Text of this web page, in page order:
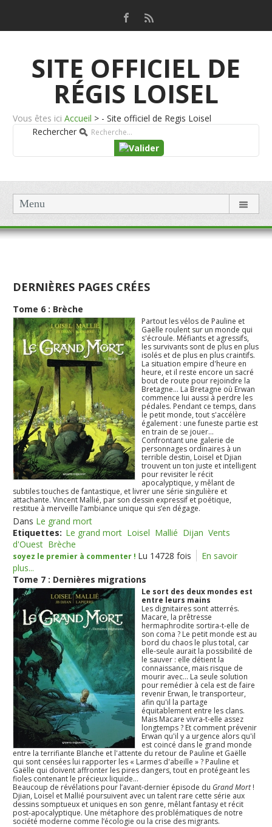
SITE OFFICIEL DE
RÉGIS LOISEL
Vous êtes ici Accueil > - Site officiel de Regis Loisel
Rechercher
Menu
DERNIÈRES PAGES CRÉES
Tome 6 : Brèche
Partout les vélos de Pauline et
Gaëlle roulent sur un monde qui
s'écroule. Méfiants et agressifs,
les survivants sont de plus en plus
isolés et de plus en plus craintifs.
La situation empire d'heure en
heure, et il reste encore un sacré
bout de route pour rejoindre la
Bretagne... La Bretagne où Erwan
commence lui aussi à perdre les
pédales. Pendant ce temps, dans
le petit monde, tout s'accélère
également : une funeste partie est
en train de se jouer...
Confrontant une galerie de
personnages ordinaires à un
terrible destin, Loisel et Djian
trouvent un ton juste et intelligent
pour revisiter le récit
apocalyptique, y mêlant de
subtiles touches de fantastique, et livrer une série singulière et
attachante. Vincent Mallié, par son dessin expressif et poétique,
restitue à merveille l’ambiance unique qui s’en dégage.
Dans Le grand mort
Etiquettes: Le grand mort Loisel Mallié Dijan Vents
d'Ouest Brèche
soyez le premier à commenter ! Lu 14728 fois
En savoir
plus...
Tome 7 : Dernières migrations
Le sort des deux mondes est
entre leurs mains
Les dignitaires sont atterrés.
Macare, la prêtresse
hermaphrodite sortira-t-elle de
son coma ? Le petit monde est au
bord du chaos le plus total, car
elle-seule aurait la possibilité de
le sauver : elle détient la
connaissance, mais risque de
mourir avec... La seule solution
pour remédier à cela est de faire
revenir Erwan, le transporteur,
afin qu'il la partage
équitablement entre les clans.
Mais Macare vivra-t-elle assez
longtemps ? Et comment prévenir
Erwan qu'il y a urgence alors qu'il
est coincé dans le grand monde
entre la terrifiante Blanche et l'attente du retour de Pauline et Gaëlle
qui sont censées lui rapporter les « Larmes d'abeille » ? Pauline et
Gaëlle qui doivent affronter les pires dangers, tout en protégeant les
fioles contenant le précieux liquide...
Beaucoup de révélations pour l’avant-dernier épisode du Grand Mort!
Djian, Loisel et Mallié poursuivent avec un talent rare cette série aux
dessins somptueux et uniques en son genre, mêlant fantasy et récit
post-apocalyptique. Une métaphore des problématiques de notre
société moderne comme l’écologie ou la crise des migrants.